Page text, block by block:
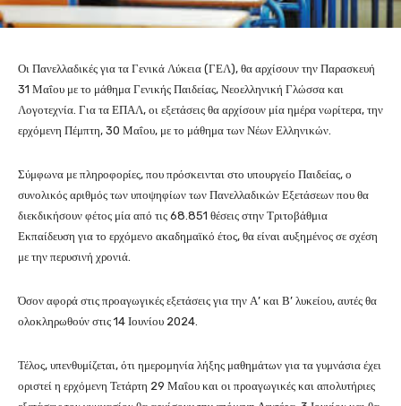
Οι Πανελλαδικές για τα Γενικά Λύκεια (ΓΕΛ), θα αρχίσουν την Παρασκευή
31 Μαΐου με το μάθημα Γενικής Παιδείας, Νεοελληνική Γλώσσα και
Λογοτεχνία. Για τα ΕΠΑΛ, οι εξετάσεις θα αρχίσουν μία ημέρα νωρίτερα, την
ερχόμενη Πέμπτη, 30 Μαΐου, με το μάθημα των Νέων Ελληνικών.
Σύμφωνα με πληροφορίες, που πρόσκεινται στο υπουργείο Παιδείας, ο
συνολικός αριθμός των υποψηφίων των Πανελλαδικών Εξετάσεων που θα
διεκδικήσουν φέτος μία από τις 68.851 θέσεις στην Τριτοβάθμια
Εκπαίδευση για το ερχόμενο ακαδημαϊκό έτος, θα είναι αυξημένος σε σχέση
με την περυσινή χρονιά.
Όσον αφορά στις προαγωγικές εξετάσεις για την Α’ και Β’ λυκείου, αυτές θα
ολοκληρωθούν στις 14 Ιουνίου 2024.
Τέλος, υπενθυμίζεται, ότι ημερομηνία λήξης μαθημάτων για τα γυμνάσια έχει
οριστεί η ερχόμενη Τετάρτη 29 Μαΐου και οι προαγωγικές και απολυτήριες